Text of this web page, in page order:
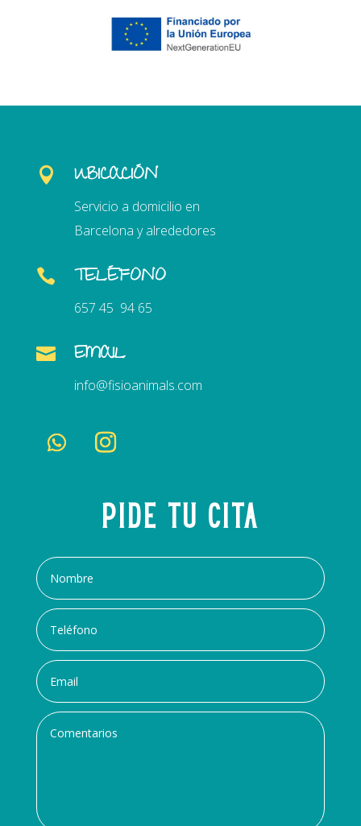
 UBICACIÓN
Servicio a domicilio en
Barcelona y alrededores
 TELÉFONO
657 45 94 65
 EMAIL
info@fisioanimals.com
Pide tu cita